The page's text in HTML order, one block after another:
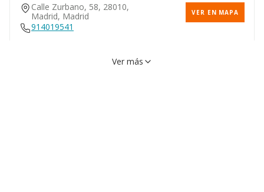
Calle Zurbano, 58, 28010,
Madrid, Madrid
VER EN MAPA
914019541
Ver más